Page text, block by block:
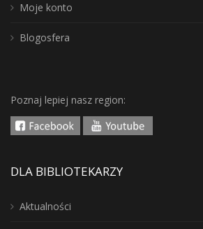
Moje konto
Blogosfera
Poznaj lepiej nasz region:
DLA BIBLIOTEKARZY
Aktualności